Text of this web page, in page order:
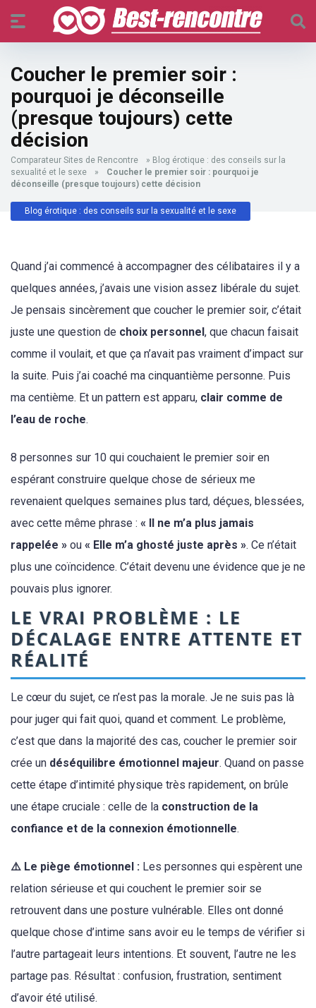
Coucher le premier soir :
pourquoi je déconseille
(presque toujours) cette
décision
Comparateur Sites de Rencontre » Blog érotique : des conseils sur la
sexualité et le sexe
»
Coucher le premier soir : pourquoi je
déconseille (presque toujours) cette décision
Blog érotique : des conseils sur la sexualité et le sexe
Quand j’ai commencé à accompagner des célibataires il y a
quelques années, j’avais une vision assez libérale du sujet.
Je pensais sincèrement que coucher le premier soir, c’était
juste une question de choix personnel, que chacun faisait
comme il voulait, et que ça n’avait pas vraiment d’impact sur
la suite. Puis j’ai coaché ma cinquantième personne. Puis
ma centième. Et un pattern est apparu, clair comme de
l’eau de roche.
8 personnes sur 10 qui couchaient le premier soir en
espérant construire quelque chose de sérieux me
revenaient quelques semaines plus tard, déçues, blessées,
avec cette même phrase : « Il ne m’a plus jamais
rappelée » ou « Elle m’a ghosté juste après ». Ce n’était
plus une coïncidence. C’était devenu une évidence que je ne
pouvais plus ignorer.
LE VRAI PROBLÈME : LE
DÉCALAGE ENTRE ATTENTE ET
RÉALITÉ
Le cœur du sujet, ce n’est pas la morale. Je ne suis pas là
pour juger qui fait quoi, quand et comment. Le problème,
c’est que dans la majorité des cas, coucher le premier soir
crée un déséquilibre émotionnel majeur. Quand on passe
cette étape d’intimité physique très rapidement, on brûle
une étape cruciale : celle de la construction de la
confiance et de la connexion émotionnelle.
⚠️ Le piège émotionnel : Les personnes qui espèrent une
relation sérieuse et qui couchent le premier soir se
retrouvent dans une posture vulnérable. Elles ont donné
quelque chose d’intime sans avoir eu le temps de vérifier si
l’autre partageait leurs intentions. Et souvent, l’autre ne les
partage pas. Résultat : confusion, frustration, sentiment
d’avoir été utilisé.